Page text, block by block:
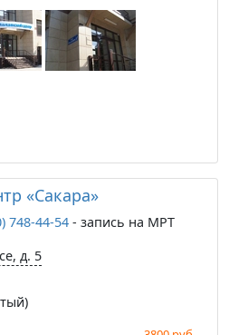
«Сакара»
748-44-54 - запись на МРТ
д. 5